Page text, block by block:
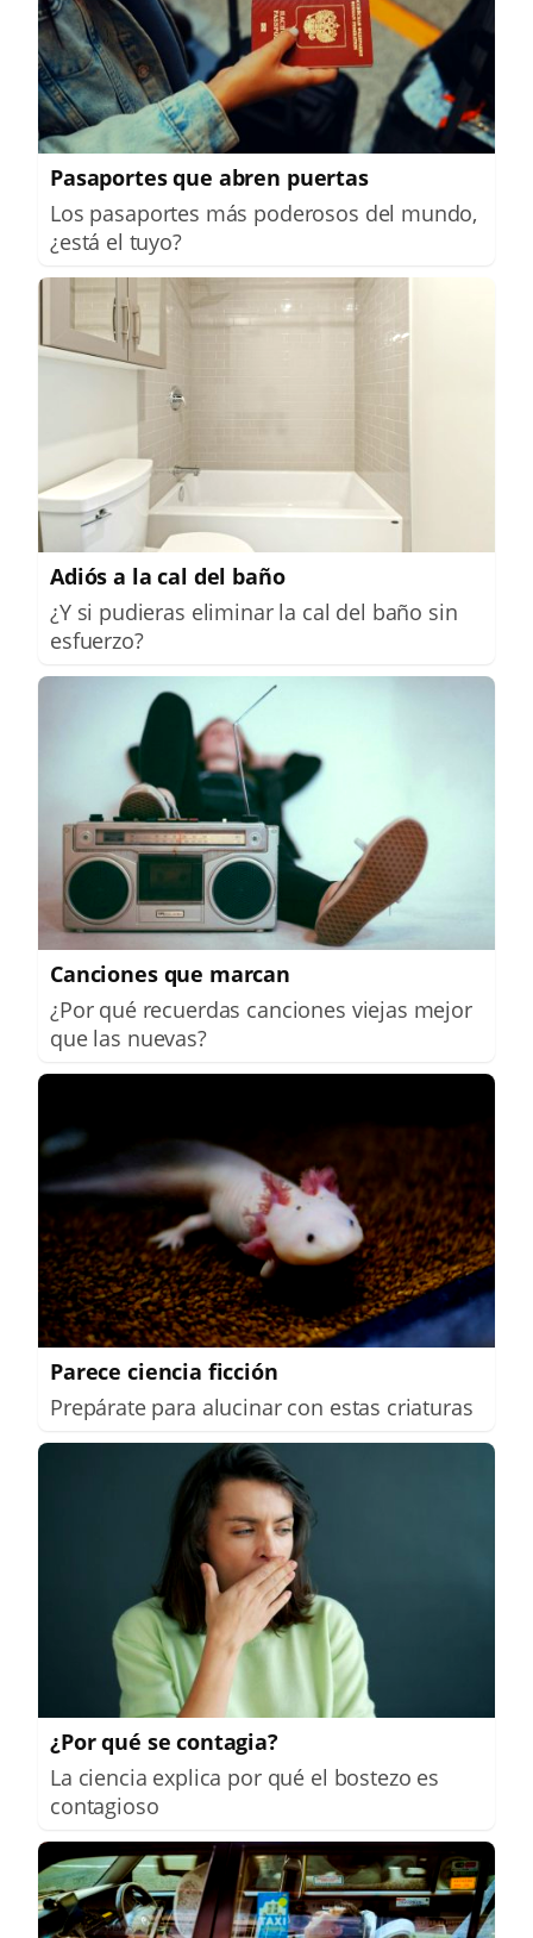
Pasaportes que abren puertas
Los pasaportes más poderosos del mundo,
¿está el tuyo?
Adiós a la cal del baño
¿Y si pudieras eliminar la cal del baño sin
esfuerzo?
Canciones que marcan
¿Por qué recuerdas canciones viejas mejor
que las nuevas?
Parece ciencia ficción
Prepárate para alucinar con estas criaturas
¿Por qué se contagia?
La ciencia explica por qué el bostezo es
contagioso